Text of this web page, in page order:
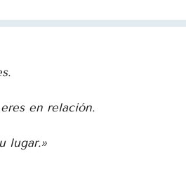
en relación.
lugar.»